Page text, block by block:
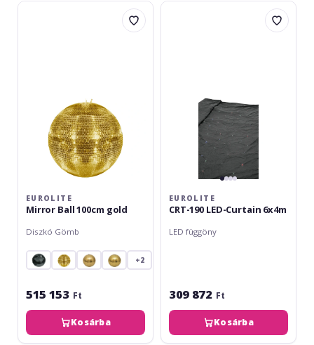
Eurolite
EUROLITE
Mirror Ball 100cm gold
Diszkó Gömb
+2
515 153 Ft
Kosárba
Eurolite
EUROLITE
CRT-190 LED-Curtain 6x4m
LED függöny
309 872 Ft
Kosárba